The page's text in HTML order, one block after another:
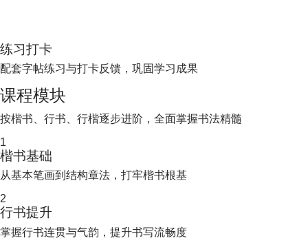
练习打卡
配套字帖练习与打卡反馈，巩固学习成果
课程模块
按楷书、行书、行楷逐步进阶，全面掌握书法精髓
1
楷书基础
从基本笔画到结构章法，打牢楷书根基
2
行书提升
掌握行书连贯与气韵，提升书写流畅度